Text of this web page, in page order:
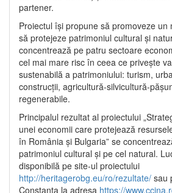
partener.
Proiectul își propune să promoveze un
să protejeze patrimoniul cultural și
concentrează pe patru sectoare
cel mai mare risc în ceea ce privește
sustenabilă a patrimoniului: turism,
construcții, agricultură-silvicultură-
regenerabile.
Principalul rezultat al proiectului
unei economii care protejează
în România și Bulgaria” se
patrimoniul cultural și pe cel natural.
disponibilă pe site-ul proiectului
http://heritagerobg.eu/ro/rezultate/ sau
Constanța la adresa https://